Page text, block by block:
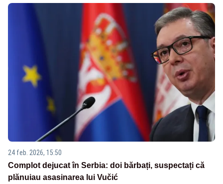
24 feb. 2026, 15:50
Complot dejucat în Serbia: doi bărbați, suspectați că
plănuiau asasinarea lui Vučić